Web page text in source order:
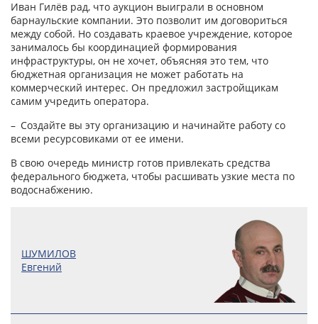
Иван Гилёв рад, что аукцион выиграли в основном
барнаульские компании. Это позволит им договориться
между собой. Но создавать краевое учреждение, которое
занималось бы координацией формирования
инфраструктуры, он не хочет, объясняя это тем, что
бюджетная организация не может работать на
коммерческий интерес. Он предложил застройщикам
самим учредить оператора.
– Создайте вы эту организацию и начинайте работу со
всеми ресурсовиками от ее имени.
В свою очередь министр готов привлекать средства
федерального бюджета, чтобы расшивать узкие места по
водоснабжению.
ШУМИЛОВ
Евгений